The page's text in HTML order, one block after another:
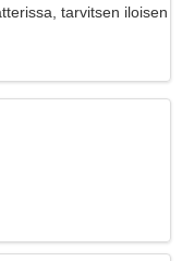
tarvitsen iloisen